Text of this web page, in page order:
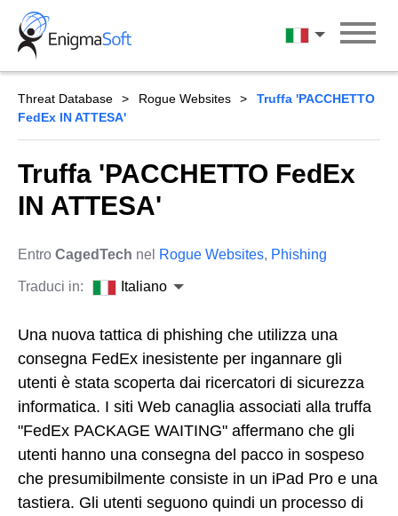
Skip
content
Italiano
Threat Database Rogue Websites
Truffa 'PACCHETTO
FedEx IN ATTESA'
Truffa 'PACCHETTO FedEx
IN ATTESA'
Entro CagedTech nel Rogue Websites, Phishing
Traduci in: Italiano
Una nuova tattica di phishing che utilizza una
consegna FedEx inesistente per ingannare gli
utenti è stata scoperta dai ricercatori di sicurezza
informatica. I siti Web canaglia associati alla truffa
"FedEx PACKAGE WAITING" affermano che gli
utenti hanno una consegna del pacco in sospeso
che presumibilmente consiste in un iPad Pro e una
tastiera. Gli utenti seguono quindi un processo di